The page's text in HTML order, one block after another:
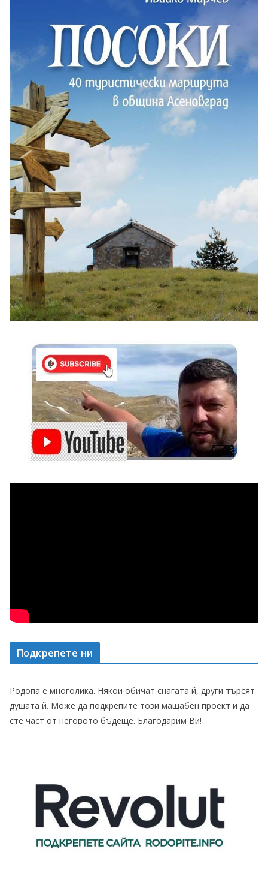
Подкрепете ни
Родопа е многолика. Някои обичат снагата й, други търсят
душата й. Може да подкрепите този мащабен проект и да
сте част от неговото бъдеще. Благодарим Ви!